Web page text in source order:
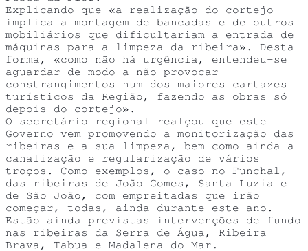
Explicando que «a realização do cortejo
implica a montagem de bancadas e de outros
mobiliários que dificultariam a entrada de
máquinas para a limpeza da ribeira». Desta
forma, «como não há urgência, entendeu-se
aguardar de modo a não provocar
constrangimentos num dos maiores cartazes
turísticos da Região, fazendo as obras só
depois do cortejo».
O secretário regional realçou que este
Governo vem promovendo a monitorização das
ribeiras e a sua limpeza, bem como ainda a
canalização e regularização de vários
troços. Como exemplos, o caso no Funchal,
das ribeiras de João Gomes, Santa Luzia e
de São João, com empreitadas que irão
começar, todas, ainda durante este ano.
Estão ainda previstas intervenções de fundo
nas ribeiras da Serra de Água, Ribeira
Brava, Tabua e Madalena do Mar.